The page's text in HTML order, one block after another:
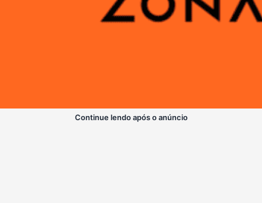
Continue lendo após o anúncio